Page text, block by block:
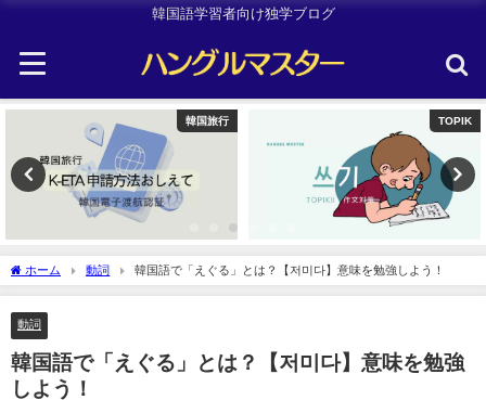
韓国語学習者向け独学ブログ
TOPIK Uncategorized
ホーム 動詞 韓国語で「えぐる」とは？【저미다】意味を勉強しよう！
動詞
韓国語で「えぐる」とは？【저미다】意味を勉強
しよう！